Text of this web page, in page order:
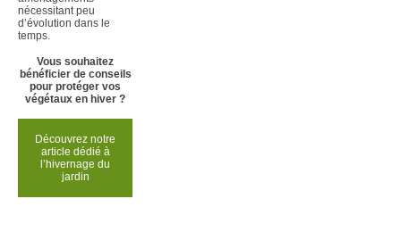
nécessitant peu
d’évolution dans le
temps.
Vous souhaitez
bénéficier de conseils
pour protéger vos
végétaux en hiver ?
Découvrez notre
article dédié à
l’hivernage du
jardin